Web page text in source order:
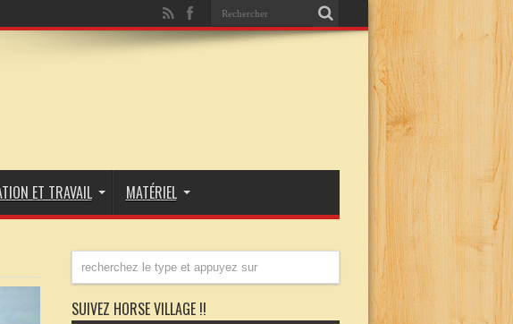
ET TRAVAIL MATÉRIEL
SUIVEZ HORSE VILLAGE !!